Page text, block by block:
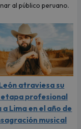
al público peruano.
atraviesa su
profesional
a Lima en el año de
musical